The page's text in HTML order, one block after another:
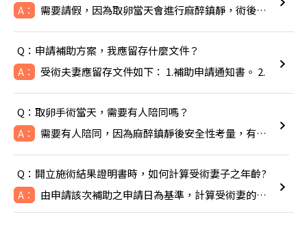
A： 需要請假，因為取卵當天會進行麻醉鎮靜，術後可能會感到頭暈噁心
Q：申請補助方案，我應留存什麼文件？
A： 受術夫妻應留存文件如下： 1.補助申請通知書。 2.
Q：取卵手術當天，需要有人陪同嗎？
A： 需要有人陪同，因為麻醉鎮靜後安全性考量，有人陪同比較安全。
Q：開立施術結果證明書時，如何計算受術妻子之年齡?
A： 由申請該次補助之申請日為基準，計算受術妻的年齡，即TFC於線